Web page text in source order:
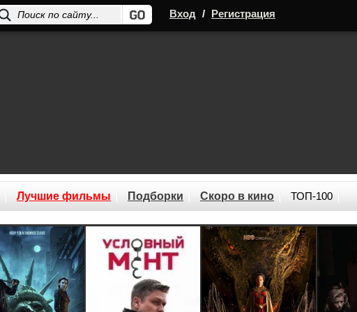
Вход / Регистрация
Лучшие фильмы Подборки Скоро в кино ТОП-100